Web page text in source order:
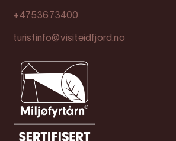
+4753673400
turistinfo@visiteidfjord.no